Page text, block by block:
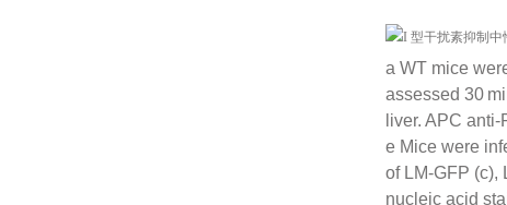
a WT mice
assessed 30
liver. APC
e Mice were
of LM-GFP (c),
nucleic acid